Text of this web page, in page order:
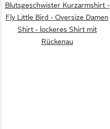
Blutsgeschwister Kurzarmshirt -
Fly Little Bird - Oversize Damen
Shirt - lockeres Shirt mit
Rückenau